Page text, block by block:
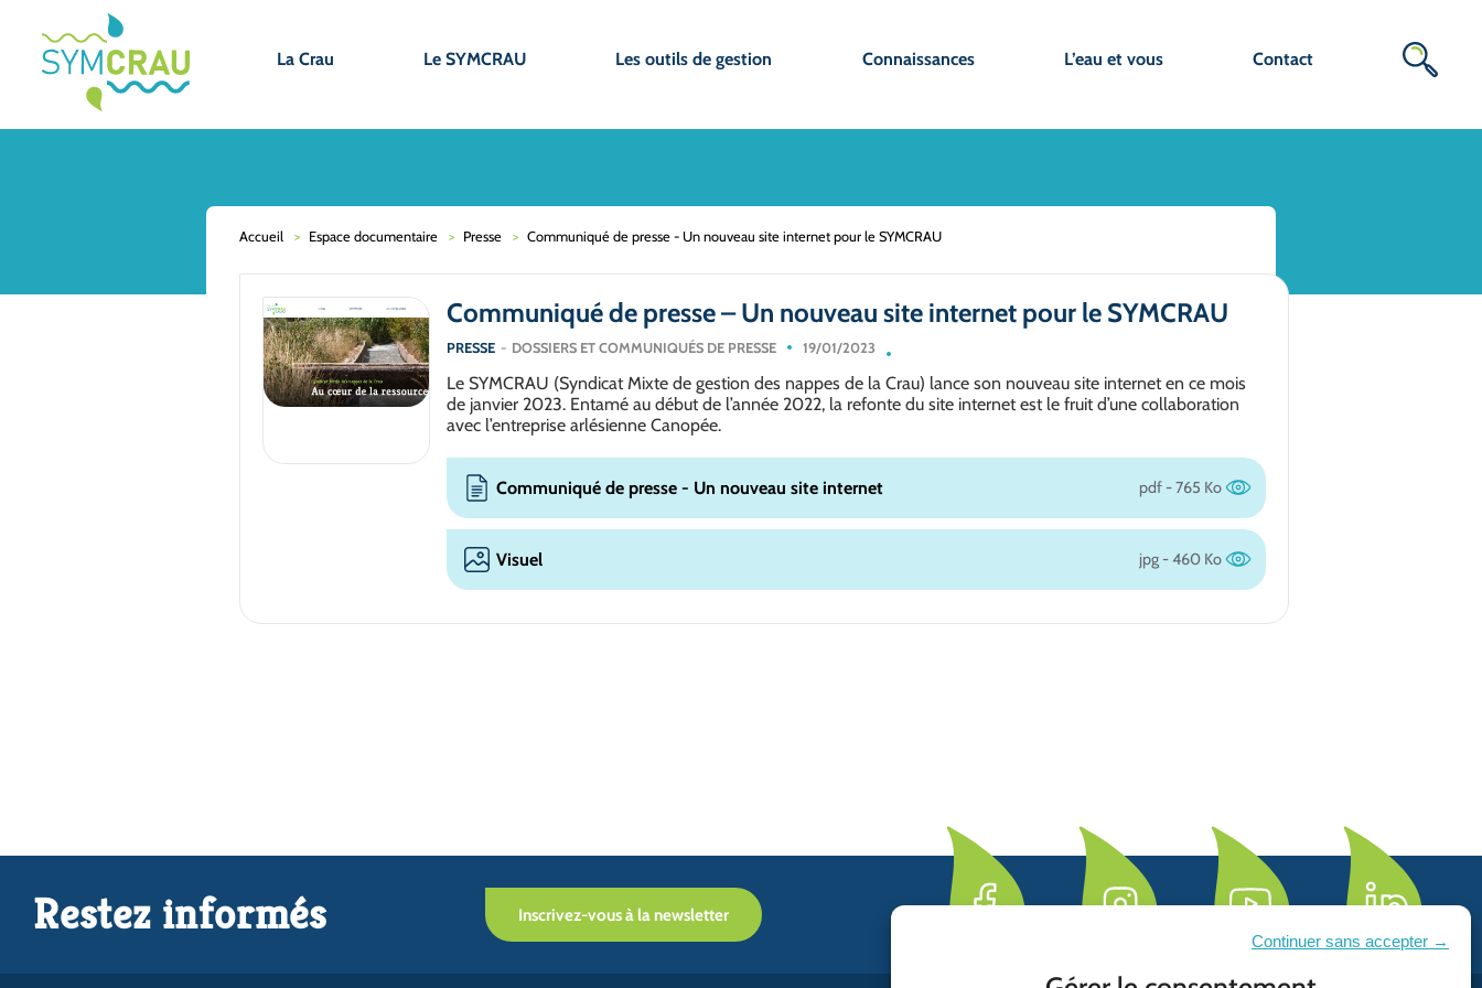
Continuer sans accepter →
La Crau Le SYMCRAU Les outils de gestion Connaissances L’eau et vous Contact
Accueil Espace documentaire Presse Communiqué de presse - Un nouveau site internet pour le SYMCRAU
Communiqué de presse – Un nouveau site internet pour le SYMCRAU
PRESSE DOSSIERS ET COMMUNIQUÉS DE PRESSE 19/01/2023
Le SYMCRAU (Syndicat Mixte de gestion des nappes de la Crau) lance son nouveau site internet en ce mois
de janvier 2023. Entamé au début de l’année 2022, la refonte du site internet est le fruit d’une collaboration
avec l’entreprise arlésienne Canopée.
Communiqué de presse - Un nouveau site internet pdf - 765 Ko
Visuel jpg - 460 Ko
Restez informés Inscrivez-vous à la newsletter